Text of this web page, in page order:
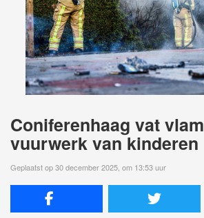
Coniferenhaag vat
vuurwerk van kinderen
Geplaatst op 30 december 2025, om 13:53 uur